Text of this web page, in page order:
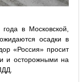
в Московской,
осадки в
«Россия» просит
и осторожными на